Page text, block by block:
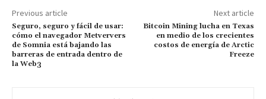
Previous article
Seguro, seguro y fácil de usar:
cómo el navegador Metververs
de Somnia está bajando las
barreras de entrada dentro de
la Web3
Next article
Bitcoin Mining lucha en Texas
en medio de los crecientes
costos de energía de Arctic
Freeze